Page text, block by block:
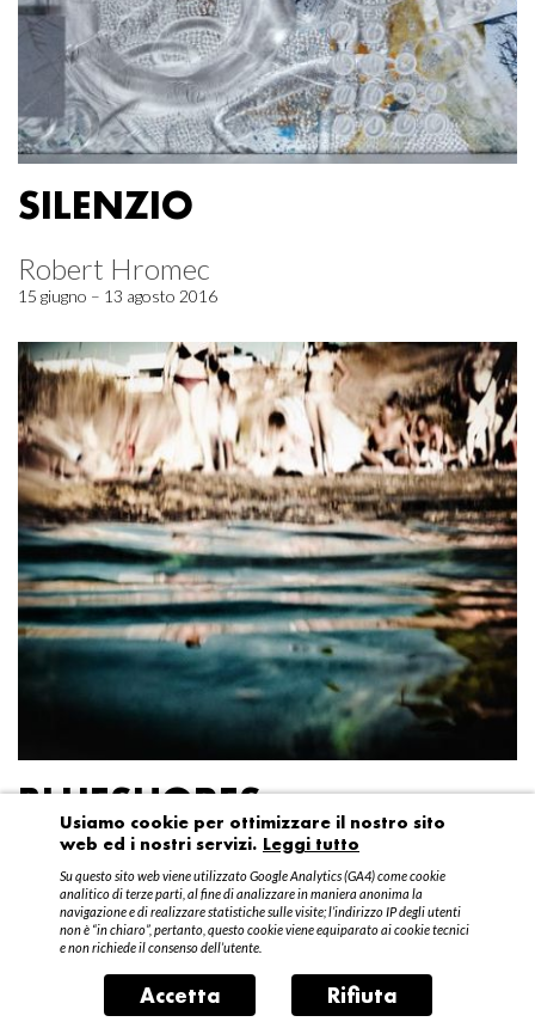
SILENZIO
Robert Hromec
15 giugno – 13 agosto 2016
BLUESHORES
Federico Garibaldi
20 aprile – 15 maggio 2016
Usiamo cookie per ottimizzare il nostro sito
web ed i nostri servizi. Leggi tutto
Su questo sito web viene utilizzato Google Analytics (GA4) come cookie
analitico di terze parti, al fine di analizzare in maniera anonima la
navigazione e di realizzare statistiche sulle visite; l’indirizzo IP degli utenti
non è “in chiaro”, pertanto, questo cookie viene equiparato ai cookie tecnici
e non richiede il consenso dell’utente.
Accetta Rifiuta